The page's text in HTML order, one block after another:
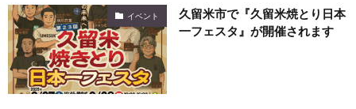
イベント
久留米市で『久留米焼とり日本
一フェスタ』が開催されます